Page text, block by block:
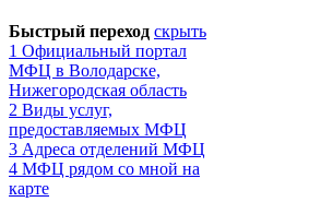
Быстрый переход скрыть
1 Официальный портал
МФЦ в Володарске,
Нижегородская область
2 Виды услуг,
предоставляемых МФЦ
3 Адреса отделений МФЦ
4 МФЦ рядом со мной на
карте